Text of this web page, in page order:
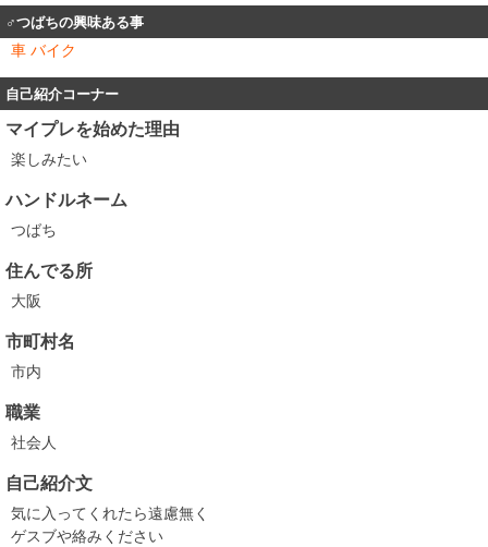
♂つばちの興味ある事
車 バイク
自己紹介コーナー
マイプレを始めた理由
楽しみたい
ハンドルネーム
つばち
住んでる所
大阪
市町村名
市内
職業
社会人
自己紹介文
気に入ってくれたら遠慮無く
ゲスブや絡みください